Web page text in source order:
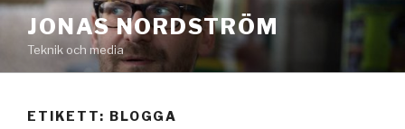
Hoppa
innehåll
JONAS NORDSTRÖM
Teknik och media
ETIKETT: BLOGGA